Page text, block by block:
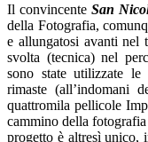
Il convincenteSan
della Fotografia,
e allungatosi avanti nel
svolta (tecnica) nel
sono state utilizzate
rimaste (all’indomani
quattromila pellicole
cammino della
progetto è altresì unico,